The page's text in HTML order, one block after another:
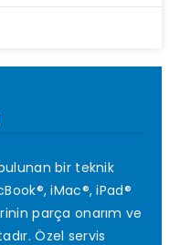
bir teknik
iMac®, iPad®
parça onarım ve
Özel servis